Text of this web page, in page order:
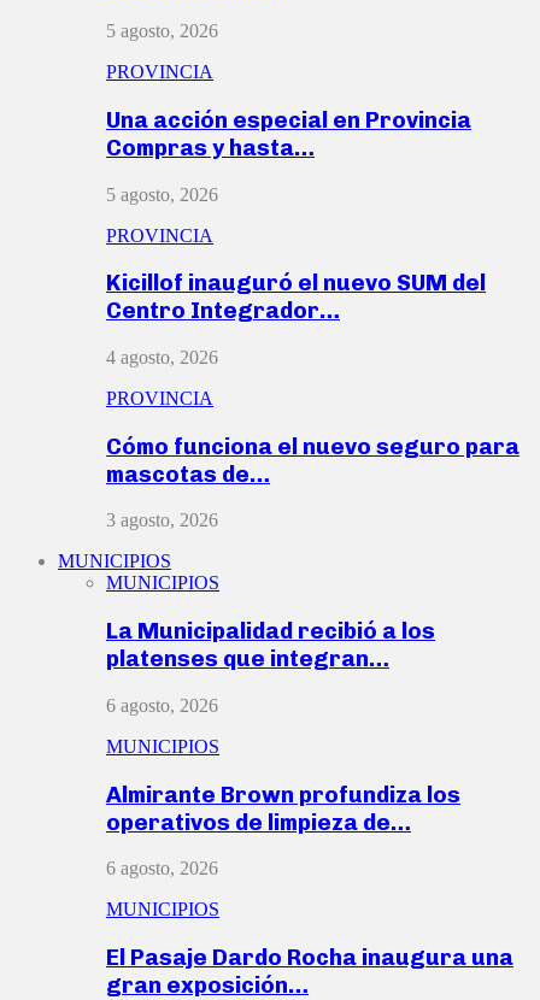
5 agosto, 2026
PROVINCIA
Una acción especial en Provincia
Compras y hasta…
5 agosto, 2026
PROVINCIA
Kicillof inauguró el nuevo SUM del
Centro Integrador…
4 agosto, 2026
PROVINCIA
Cómo funciona el nuevo seguro para
mascotas de…
3 agosto, 2026
MUNICIPIOS
MUNICIPIOS
La Municipalidad recibió a los
platenses que integran…
6 agosto, 2026
MUNICIPIOS
Almirante Brown profundiza los
operativos de limpieza de…
6 agosto, 2026
MUNICIPIOS
El Pasaje Dardo Rocha inaugura una
gran exposición…